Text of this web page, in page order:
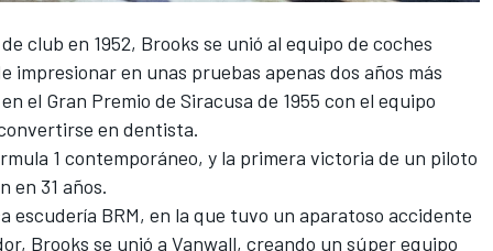
club en 1952, Brooks se unió al equipo de coches
impresionar en unas pruebas apenas dos años más
el Gran Premio de Siracusa de 1955 con el equipo
en dentista.
1 contemporáneo, y la primera victoria de un piloto
en 31 años.
escudería BRM, en la que tuvo un aparatoso accidente
Brooks se unió a Vanwall, creando un súper equipo